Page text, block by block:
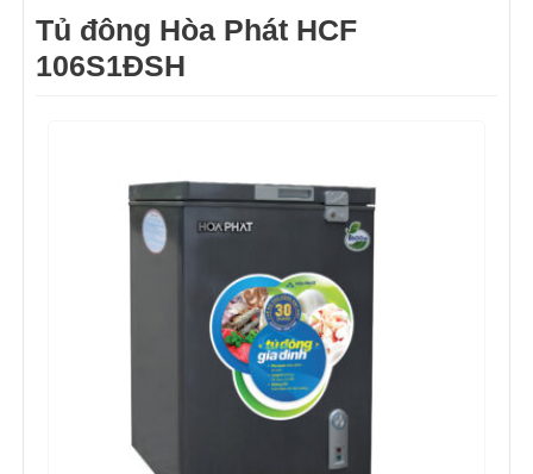
Tủ đông Hòa Phát HCF
106S1ĐSH